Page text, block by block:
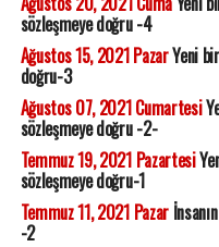
sözleşmeye doğru -4
Ağustos 15, 2021 PazarYeni
doğru-3
Ağustos 07, 2021 Cumartesi
sözleşmeye doğru -2-
Temmuz 19, 2021 Pazartesi
sözleşmeye doğru-1
Temmuz 11, 2021 Pazar
-2